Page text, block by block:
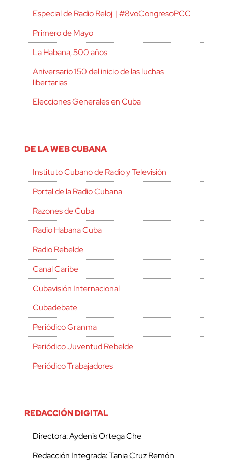
Especial de Radio Reloj | #8voCongresoPCC
Primero de Mayo
La Habana, 500 años
Aniversario 150 del inicio de las luchas
libertarias
Elecciones Generales en Cuba
DE LA WEB CUBANA
Instituto Cubano de Radio y Televisión
Portal de la Radio Cubana
Razones de Cuba
Radio Habana Cuba
Radio Rebelde
Canal Caribe
Cubavisión Internacional
Cubadebate
Periódico Granma
Periódico Juventud Rebelde
Periódico Trabajadores
REDACCIÓN DIGITAL
Directora: Aydenis Ortega Che
Redacción Integrada: Tania Cruz Remón